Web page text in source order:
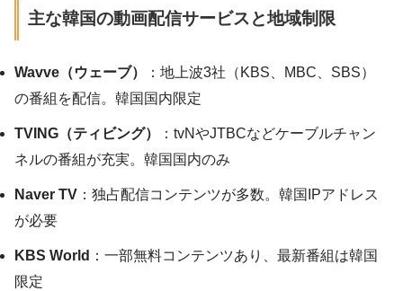
主な韓国の動画配信サービスと地域制限
Wavve（ウェーブ）
：地上波3社（KBS、MBC、SBS）
の番組を配信。韓国国内限定
TVING（ティビング）
：tvNやJTBCなどケーブルチャン
ネルの番組が充実。韓国国内のみ
Naver TV ：独占配信コンテンツが多数。韓国IPアドレス
が必要
KBS World ：一部無料コンテンツあり、最新番組は韓国
限定